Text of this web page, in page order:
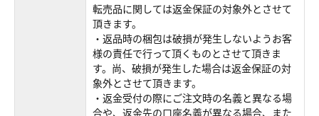
転売品に関しては返金保証の対象外とさせて
頂きます。
・返品時の梱包は破損が発生しないようお客
様の責任で行って頂くものとさせて頂きま
す。尚、破損が発生した場合は返金保証の対
象外とさせて頂きます。
・返金受付の際にご注文時の名義と異なる場
合や、返金先の口座名義が異なる場合、また